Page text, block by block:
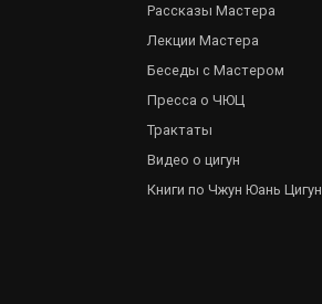
Рассказы Мастера
Лекции Мастера
Беседы с Мастером
Пресса о ЧЮЦ
Трактаты
Видео о цигун
Книги по Чжун Юань Цигун